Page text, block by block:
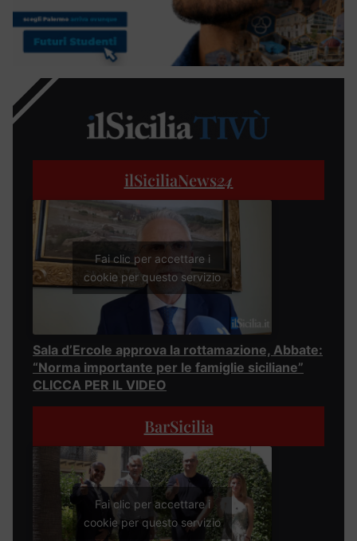
ilSiciliaNews24
Fai clic per accettare i
cookie per questo servizio
Sala d’Ercole approva la rottamazione, Abbate:
“Norma importante per le famiglie siciliane”
CLICCA PER IL VIDEO
BarSicilia
Fai clic per accettare i
cookie per questo servizio